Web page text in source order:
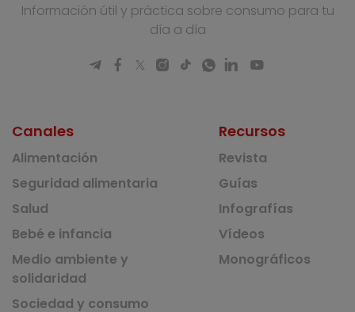
Información útil y práctica sobre consumo para tu
día a día
Canales
Alimentación
Seguridad alimentaria
Salud
Bebé e infancia
Medio ambiente y
solidaridad
Sociedad y consumo
Recursos
Revista
Guías
Infografías
Vídeos
Monográficos